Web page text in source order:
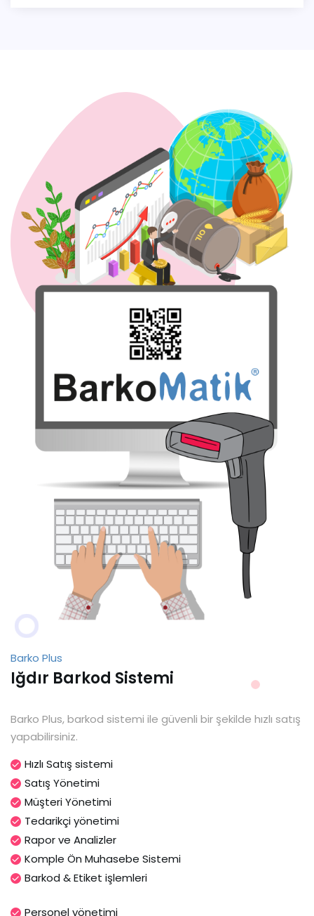
Barko Plus
Iğdır Barkod Sistemi
Barko Plus, barkod sistemi ile güvenli bir şekilde hızlı satış
yapabilirsiniz.
Hızlı Satış sistemi
Satış Yönetimi
Müşteri Yönetimi
Tedarikçi yönetimi
Rapor ve Analizler
Komple Ön Muhasebe Sistemi
Barkod & Etiket işlemleri
Personel yönetimi